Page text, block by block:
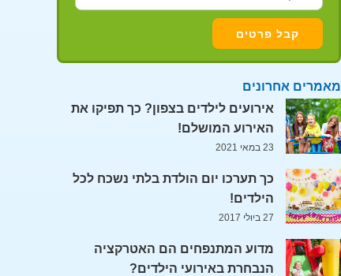
מאמרים אחרונים
אירועים לילדים בצפון? כך תפיקו את
האירוע המושלם!
23 במאי 2021
כך תערכו יום הולדת בלתי נשכח לכל
הילדים!
27 ביולי 2017
מדוע המתנפחים הם האטרקציה
הנבחרת באירועי הילדים?